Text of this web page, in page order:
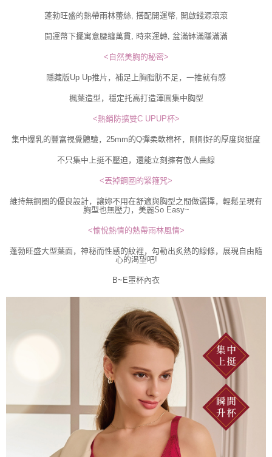
蓬勃旺盛的熱帶雨林蕾絲, 搭配開運幣, 開啟錢源滾滾
開運幣下擺寓意腰纏萬貫, 時來運轉, 盆滿缽滿賺滿滿
<自然美胸的秘密>
隱藏版Up Up推片，補足上胸脂肪不足，一推就有感
楓葉造型，穩定托高打造渾圓集中胸型
<熱銷防擴雙C UPUP杯>
集中爆乳的豐富視覺體驗，25mm的Q彈柔軟棉杯，剛剛好的厚度與挺度
不只集中上挺不壓迫，還能立刻擁有傲人曲線
<丟掉鋼圈的緊箍咒>
維持無鋼圈的優良設計，讓妳不用在舒適與胸型之間做選擇，輕鬆呈現有
胸型也無壓力，美麗So Easy~
<愉悅熱情的熱帶雨林風情>
蓬勃旺盛大型葉面，神秘而性感的紋裡，勾勒出炙熱的線條，展現自由隨
心的渴望吧!
B~E罩杯內衣